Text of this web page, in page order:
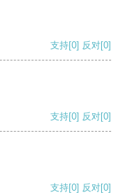
支持[0] 反对[0]
支持[0] 反对[0]
支持[0] 反对[0]